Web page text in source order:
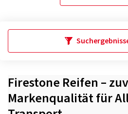
Firestone Reifen –
Markenqualität für